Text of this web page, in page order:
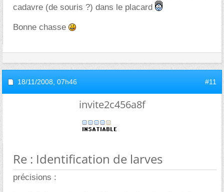
cadavre (de souris ?) dans le placard
Bonne chasse
18/11/2008, 07h46 #11
invite2c456a8f
Re : Identification de larves
précisions :